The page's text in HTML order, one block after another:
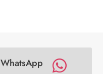

WhatsApp